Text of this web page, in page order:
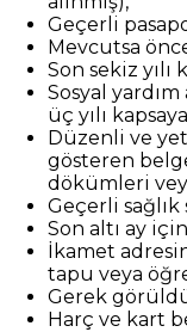
Geçerli
Mevcutsa
Son sekiz
Sosyal
üç yılı
Düzenli ve
gösteren
dökümleri
Geçerli sağlık
Son altı ay
İkamet
tapu veya
Gerek
Harç ve kart